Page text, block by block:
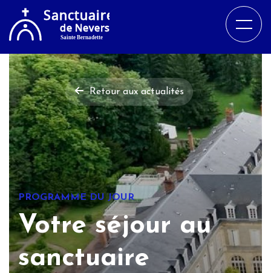
Retour aux actualités
PROGRAMME DU JOUR
Votre séjour au
sanctuaire